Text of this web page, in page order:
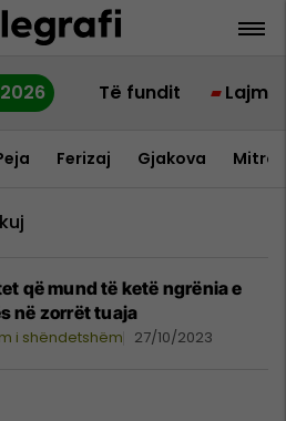
Të fundit Lajme
Ferizaj Gjakova
që mund të ketë ngrënia e
në zorrët tuaja
i shëndetshëm 27/10/2023